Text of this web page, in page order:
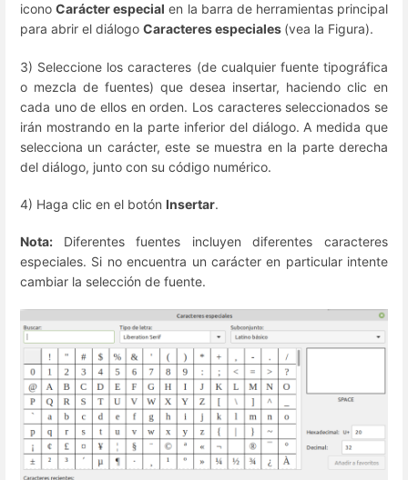
iconoCarácter especial en la barra de herramientas principal
para abrir el diálogo Caracteres especiales (vea la Figura).
3) Seleccione los caracteres (de cualquier fuente tipográfica
o mezcla de fuentes) que desea insertar, haciendo clic en
cada uno de ellos en orden. Los caracteres seleccionados se
irán mostrando en la parte inferior del diálogo. A medida que
selecciona un carácter, este se muestra en la parte derecha
del diálogo, junto con su código numérico.
4) Haga clic en el botón Insertar.
Nota: Diferentes fuentes incluyen diferentes caracteres
especiales. Si no encuentra un carácter en particular intente
cambiar la selección de fuente.